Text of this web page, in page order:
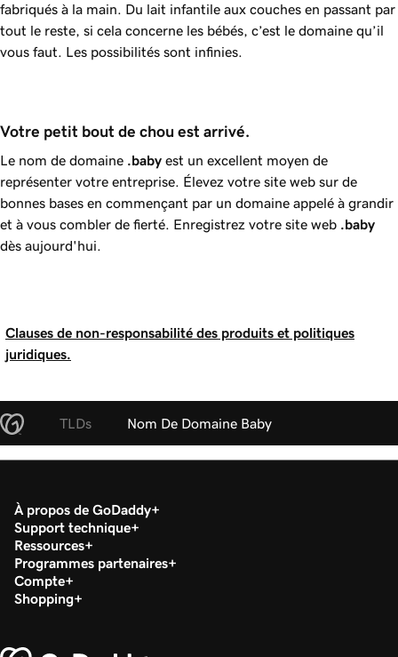
fabriqués à la main. Du lait infantile aux couches en passant par
tout le reste, si cela concerne les bébés, c’est le domaine qu’il
vous faut. Les possibilités sont infinies.
Votre petit bout de chou est arrivé.
Le nom de domaine .baby est un excellent moyen de
représenter votre entreprise. Élevez votre site web sur de
bonnes bases en commençant par un domaine appelé à grandir
et à vous combler de fierté. Enregistrez votre site web .baby
dès aujourd'hui.
Clauses de non-responsabilité des produits et politiques
juridiques.
TLDs Nom De Domaine Baby
À propos de GoDaddy
Support technique
Ressources
Programmes partenaires
Compte
Shopping